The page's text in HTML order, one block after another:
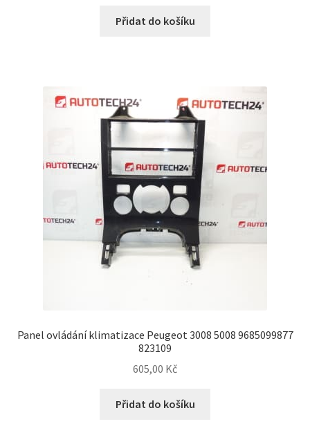
Přidat do košíku
Panel ovládání klimatizace Peugeot 3008 5008 9685099877
823109
605,00 Kč
Přidat do košíku